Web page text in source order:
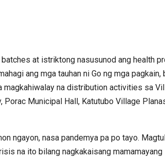
at istriktong nasusunod ang health
ang mga tauhan ni Go ng mga
na distribution activities sa
Porac Municipal Hall, Katutubo Village
ngayon, nasa pandemya pa po tayo.
na ito bilang nagkakaisang mamamayang